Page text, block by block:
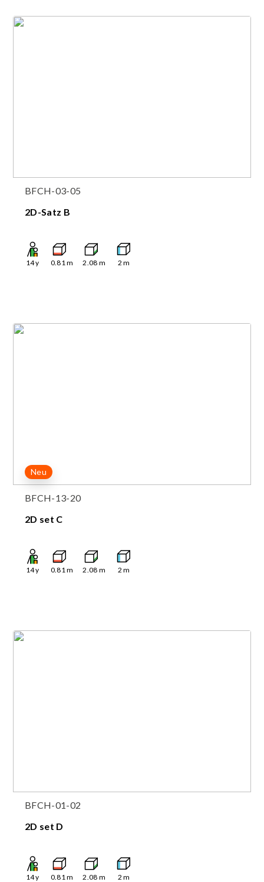
BFCH-03-05
2D-Satz B
14y 0.81m 2.08 m 2 m
Neu
BFCH-13-20
2D set C
14y 0.81m 2.08 m 2 m
BFCH-01-02
2D set D
14y 0.81m 2.08 m 2 m